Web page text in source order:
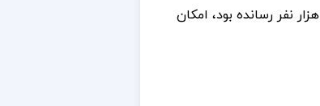
علاقه‌ای داشتند، بدون خشونت به او پیوستند و همین حضور و افزایش ناگهانی که حامیان را تا مرز ۳ هزار نفر رسانده بود، امکان